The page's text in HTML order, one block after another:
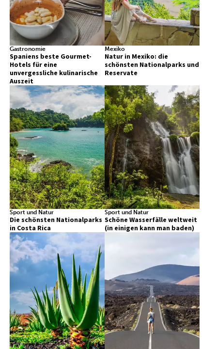
Gastronomie
Spaniens beste Gourmet-
Hotels für eine
unvergessliche kulinarische
Auszeit
Mexiko
Natur in Mexiko: die
schönsten Nationalparks und
Reservate
Sport und Natur
Die schönsten Nationalparks
in Costa Rica
Sport und Natur
Schöne Wasserfälle weltweit
(in einigen kann man baden)